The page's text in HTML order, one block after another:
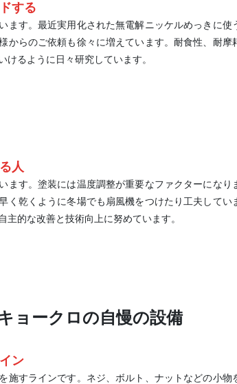
する
ます。最近実用化された無電解ニッケルめっきに
からのご依頼も徐々に増えています。耐食性、耐
けるように日々研究しています。
人
ます。塗装には温度調整が重要なファクターにな
く乾くように冬場でも扇風機をつけたり工夫して
主的な改善と技術向上に努めています。
ョークロの自慢の設備
ン
施すラインです。ネジ、ボルト、ナットなどの小